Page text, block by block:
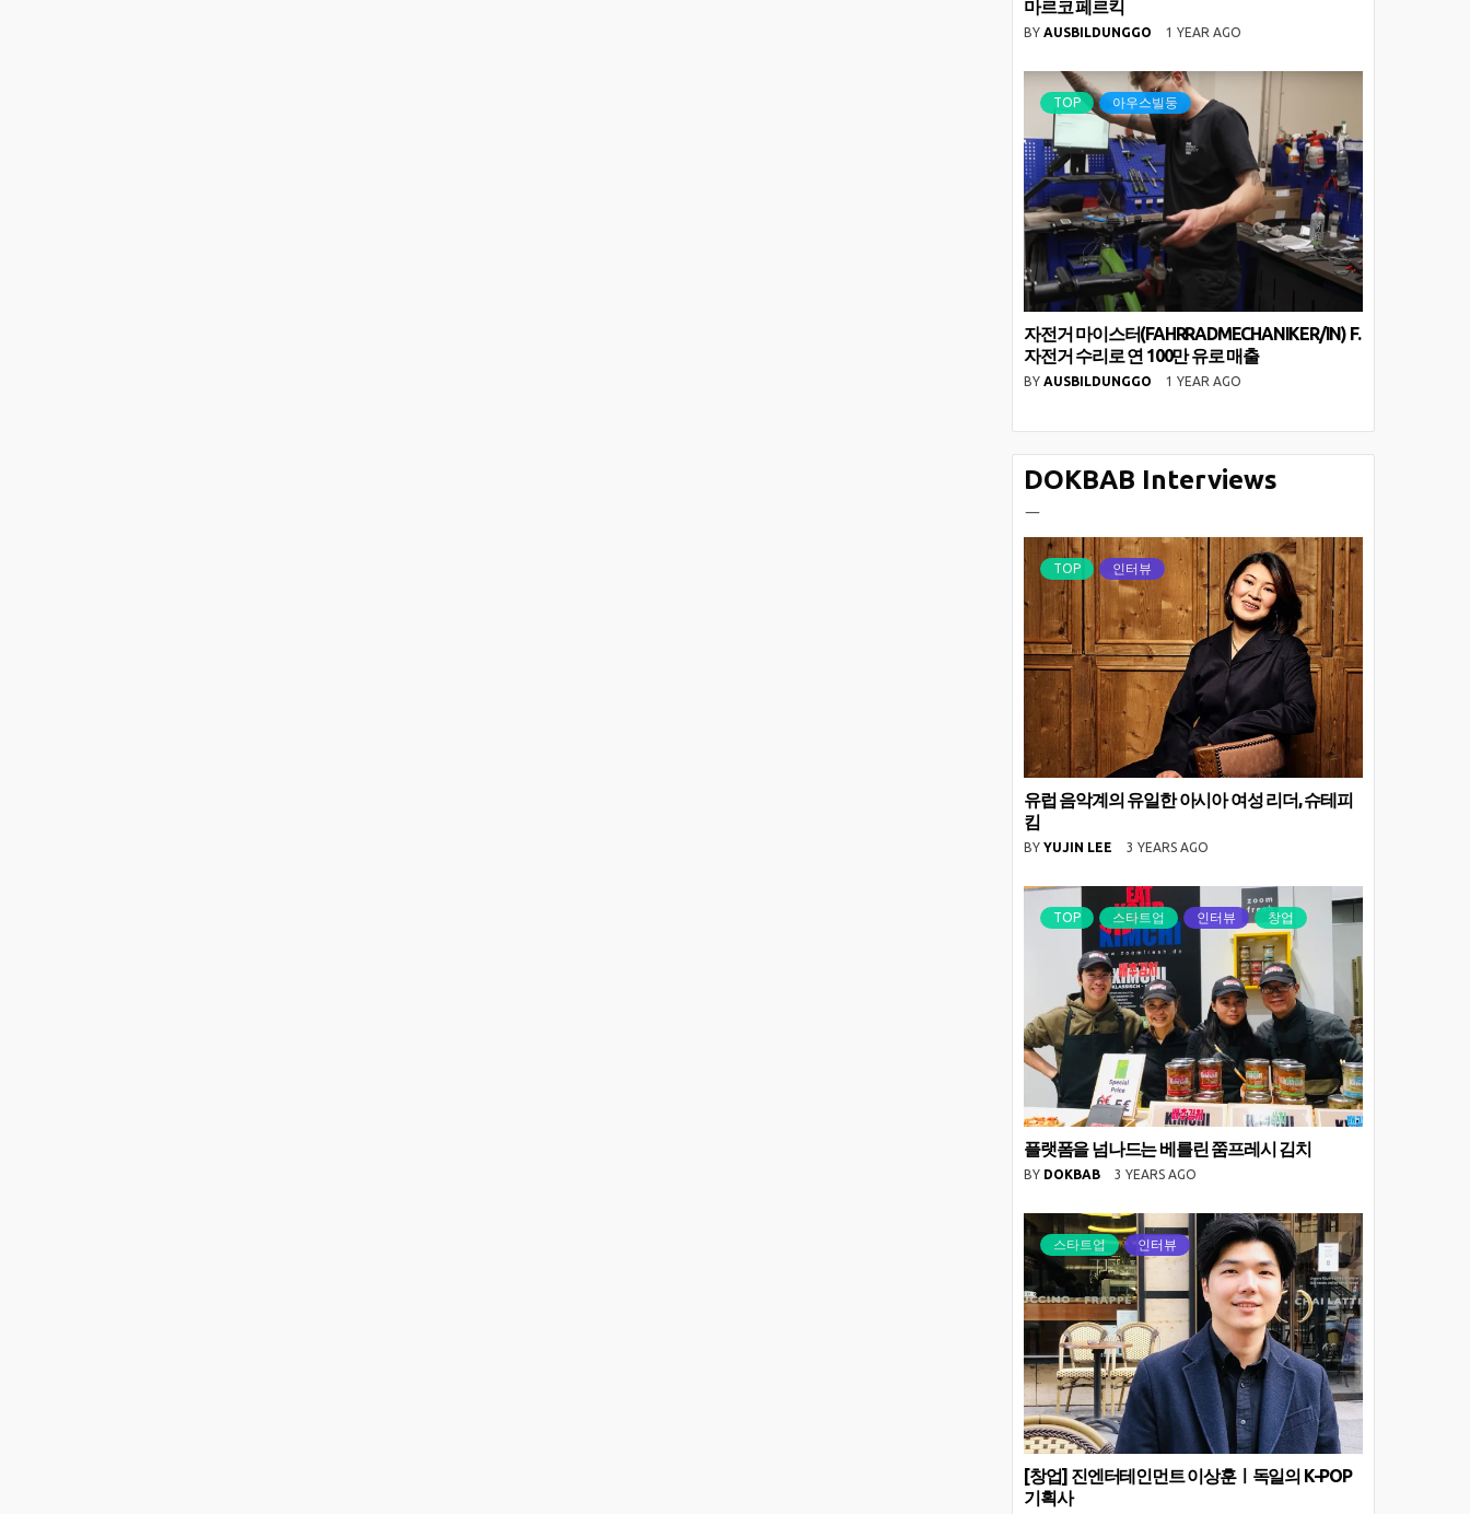
마르코 페르킥
BY AUSBILDUNGGO 1 YEAR AGO
TOP 아우스빌둥
자전거 마이스터(FAHRRADMECHANIKER/IN) F.
자전거 수리로 연 100만 유로 매출
BY AUSBILDUNGGO 1 YEAR AGO
DOKBAB Interviews
ㅡ
TOP 인터뷰
유럽 음악계의 유일한 아시아 여성 리더, 슈테피
킴
BY YUJIN LEE 3 YEARS AGO
TOP 스타트업 인터뷰 창업
플랫폼을 넘나드는 베를린 쭘프레시 김치
BY DOKBAB 3 YEARS AGO
스타트업 인터뷰
[창업] 진엔터테인먼트 이상훈ㅣ독일의 K-POP
기획사